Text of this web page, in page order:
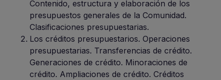
Contenido, estructura y elaboración de los
presupuestos generales de la Comunidad.
Clasificaciones presupuestarias.
Los créditos presupuestarios. Operaciones
presupuestarias. Transferencias de crédito.
Generaciones de crédito. Minoraciones de
crédito. Ampliaciones de crédito. Créditos